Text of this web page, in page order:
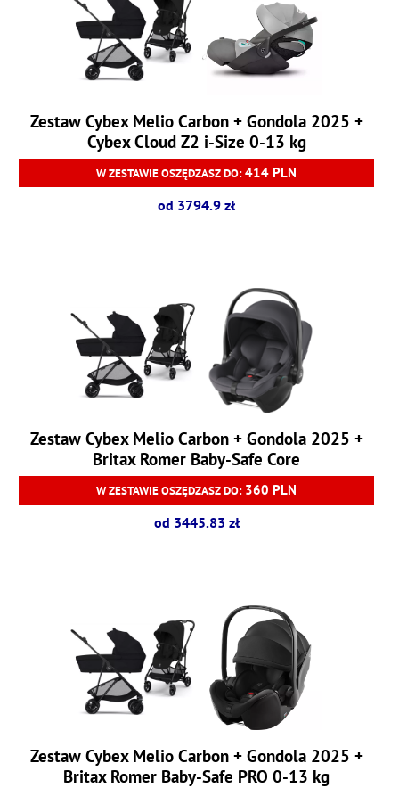
Zestaw Cybex Melio Carbon + Gondola 2025 +
Cybex Cloud Z2 i-Size 0-13 kg
W ZESTAWIE OSZĘDZASZ DO:414 PLN
od 3794.9 zł
Zestaw Cybex Melio Carbon + Gondola 2025 +
Britax Romer Baby-Safe Core
W ZESTAWIE OSZĘDZASZ DO: 360 PLN
od 3445.83 zł
Zestaw Cybex Melio Carbon + Gondola 2025 +
Britax Romer Baby-Safe PRO 0-13 kg